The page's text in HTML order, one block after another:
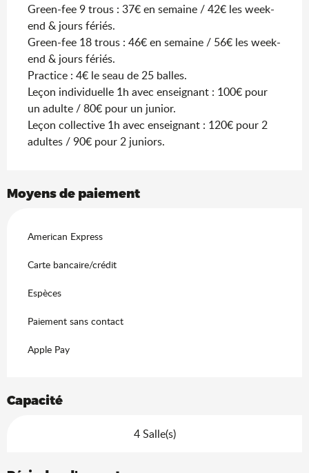
Green-fee 9 trous : 37€ en semaine / 42€ les week-
end & jours fériés.
Green-fee 18 trous : 46€ en semaine / 56€ les week-
end & jours fériés.
Practice : 4€ le seau de 25 balles.
Leçon individuelle 1h avec enseignant : 100€ pour
un adulte / 80€ pour un junior.
Leçon collective 1h avec enseignant : 120€ pour 2
adultes / 90€ pour 2 juniors.
Moyens de paiement
American Express
Carte bancaire/crédit
Espèces
Paiement sans contact
Apple Pay
Capacité
4 Salle(s)